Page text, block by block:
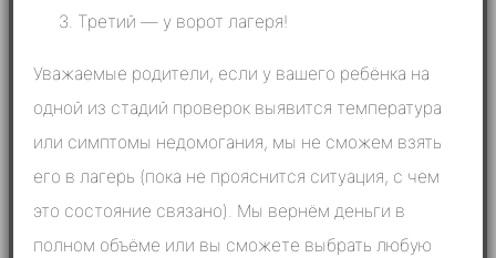
Третий — у ворот лагеря!
Уважаемые родители, если у вашего ребёнка на
одной из стадий проверок выявится температура
или симптомы недомогания, мы не сможем взять
его в лагерь (пока не прояснится ситуация, с чем
это состояние связано). Мы вернём деньги в
полном объёме или вы сможете выбрать любую